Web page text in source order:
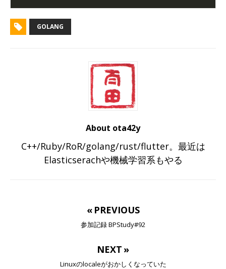
GOLANG
About ota42y
C++/Ruby/RoR/golang/rust/flutter。最近は
Elasticserachや機械学習系もやる
« PREVIOUS
参加記録 BPStudy#92
NEXT »
Linuxのlocaleがおかしくなっていた